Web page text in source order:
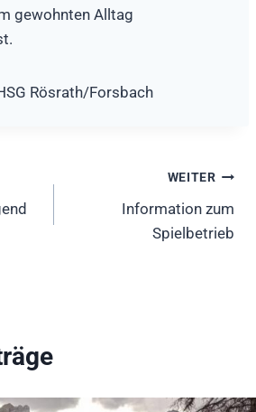
gewohnten Alltag
Rösrath/Forsbach
WEITER
Information zum
Spielbetrieb